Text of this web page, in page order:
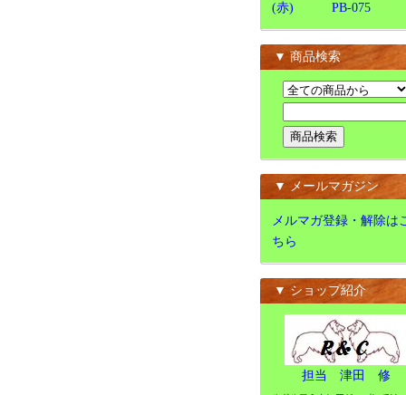
(赤) PB-075
▼ 商品検索
▼ メールマガジン
メルマガ登録・解除は
ちら
▼ ショップ紹介
担当 津田 修